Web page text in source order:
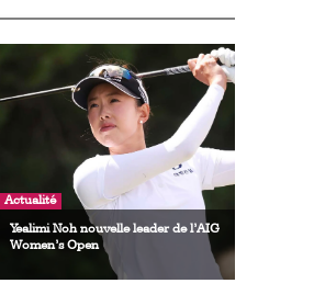
Actualité
Yealimi Noh nouvelle leader de l’AIG
Women’s Open